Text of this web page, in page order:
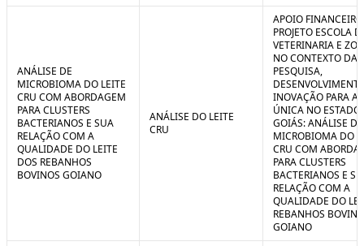
ANÁLISE DE
MICROBIOMA DO LEITE
CRU COM ABORDAGEM
PARA CLUSTERS
BACTERIANOS E SUA
RELAÇÃO COM A
QUALIDADE DO LEITE
DOS REBANHOS
BOVINOS GOIANO
ANÁLISE DO LEITE
CRU
APOIO
PROJETO ESCOLA
VETERINARIA E
NO CONTEXTO DA
PESQUISA,
INOVAÇÃO PARA A
ÚNICA NO ESTADO
GOIÁS: ANÁLISE DE
MICROBIOMA DO
CRU COM
PARA CLUSTERS
BACTERIANOS E
RELAÇÃO COM A
QUALIDADE DO
REBANHOS
GOIANO